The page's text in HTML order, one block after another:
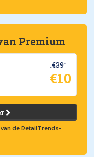
Premium
€39
€10
de RetailTrends-